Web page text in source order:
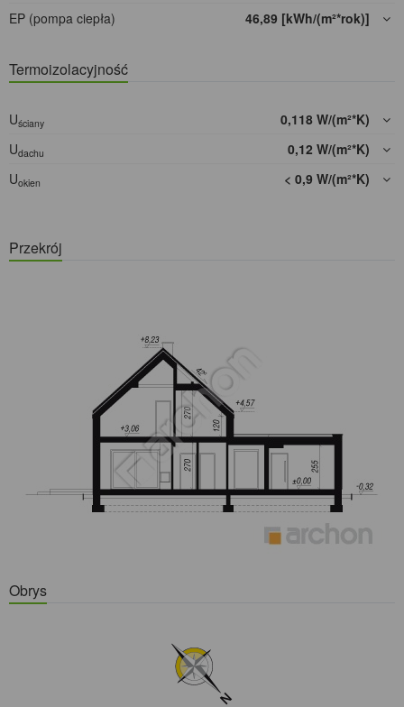
EP (pompa ciepła)
46,89 [kWh/(m²*rok)]
Termoizolacyjność
Uściany
0,118 W/(m²*K)
Udachu
0,12 W/(m²*K)
Uokien < 0,9 W/(m²*K)
Przekrój
Obrys